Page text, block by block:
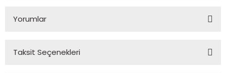
Yorumlar
Taksit Seçenekleri